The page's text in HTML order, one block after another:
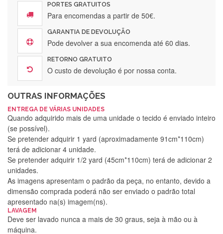
PORTES GRATUITOS
Para encomendas a partir de 50€.
GARANTIA DE DEVOLUÇÃO
Pode devolver a sua encomenda até 60 dias.
RETORNO GRATUITO
O custo de devolução é por nossa conta.
OUTRAS INFORMAÇÕES
ENTREGA DE VÁRIAS UNIDADES
Quando adquirido mais de uma unidade o tecido é enviado inteiro
(se possível).
Se pretender adquirir 1 yard (aproximadamente 91cm*110cm)
terá de adicionar 4 unidade.
Se pretender adquirir 1/2 yard (45cm*110cm) terá de adicionar 2
unidades.
As imagens apresentam o padrão da peça, no entanto, devido a
dimensão comprada poderá não ser enviado o padrão total
apresentado na(s) imagem(ns).
LAVAGEM
Deve ser lavado nunca a mais de 30 graus, seja à mão ou à
máquina.